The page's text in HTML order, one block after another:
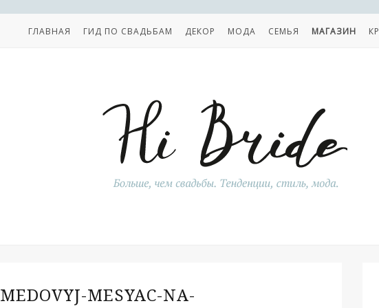
ГЛАВНАЯ ГИД ПО СВАДЬБАМ ДЕКОР МОДА СЕМЬЯ МАГАЗИН
MEDOVYJ-MESYAC-NA-